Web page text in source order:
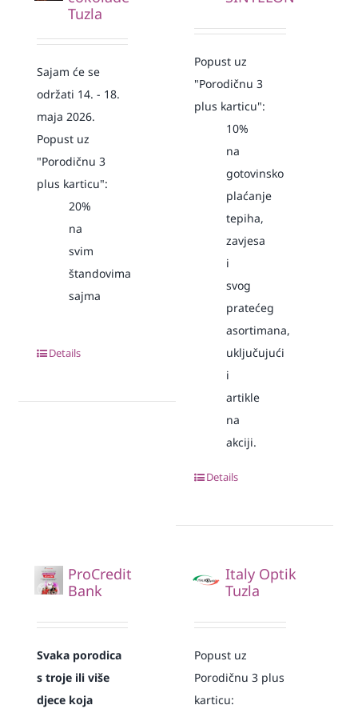
Tuzla
Sajam će se
održati 14. - 18.
maja 2026.
Popust uz
"Porodičnu 3
plus karticu":
20%
na
svim
štandovima
sajma
Details
Popust uz
"Porodičnu 3
plus karticu":
10%
na
gotovinsko
plaćanje
tepiha,
zavjesa
i
svog
pratećeg
asortimana,
uključujući
i
artikle
na
akciji.
Details
ProCredit
Bank
Svaka porodica
s troje ili više
djece koja
Italy Optik
Tuzla
Popust uz
Porodičnu 3 plus
karticu: